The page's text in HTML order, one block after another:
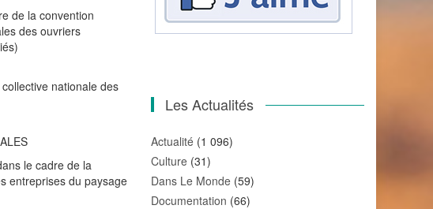
de la convention
des ouvriers
nationale des
le cadre de la
entreprises du paysage
Les Actualités
Actualité (1 096)
Culture (31)
Dans Le Monde (59)
Documentation (66)